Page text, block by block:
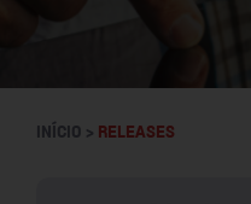
INÍCIO > RELEASES